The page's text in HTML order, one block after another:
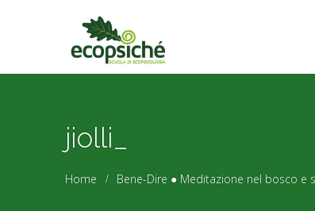
jiolli_
Home Bene-Dire ● Meditazione nel bosco e